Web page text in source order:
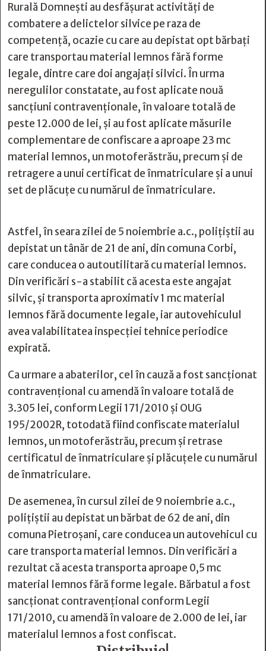
Rurală Domneşti au desfăşurat activităţi de
combatere a delictelor silvice pe raza de
competenţă, ocazie cu care au depistat opt bărbați
care transportau material lemnos fără forme
legale, dintre care doi angajaţi silvici. În urma
neregulilor constatate, au fost aplicate nouă
sancțiuni contravenționale, în valoare totală de
peste 12.000 de lei, și au fost aplicate măsurile
complementare de confiscare a aproape 23 mc
material lemnos, un motoferăstrău, precum și de
retragere a unui certificat de înmatriculare și a unui
set de plăcuțe cu numărul de înmatriculare.
Astfel, în seara zilei de 5 noiembrie a.c., poliţiştii au
depistat un tânăr de 21 de ani, din comuna Corbi,
care conducea o autoutilitară cu material lemnos.
Din verificări s-a stabilit că acesta este angajat
silvic, și transporta aproximativ 1 mc material
lemnos fără documente legale, iar autovehiculul
avea valabilitatea inspecției tehnice periodice
expirată.
Ca urmare a abaterilor, cel în cauză a fost sancționat
contravențional cu amendă în valoare totală de
3.305 lei, conform Legii 171/2010 și OUG
195/2002R, totodată fiind confiscate materialul
lemnos, un motoferăstrău, precum și retrase
certificatul de înmatriculare și plăcuțele cu numărul
de înmatriculare.
De asemenea, în cursul zilei de 9 noiembrie a.c.,
polițiștii au depistat un bărbat de 62 de ani, din
comuna Pietroșani, care conducea un autovehicul cu
care transporta material lemnos. Din verificări a
rezultat că acesta transporta aproape 0,5 mc
material lemnos fără forme legale. Bărbatul a fost
sancționat contravențional conform Legii
171/2010, cu amendă în valoare de 2.000 de lei, iar
materialul lemnos a fost confiscat.